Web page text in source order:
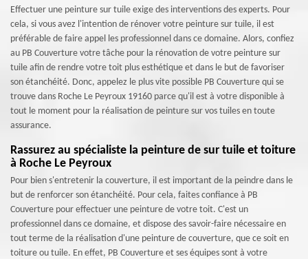
Effectuer une peinture sur tuile exige des interventions des experts. Pour
cela, si vous avez l'intention de rénover votre peinture sur tuile, il est
préférable de faire appel les professionnel dans ce domaine. Alors, confiez
au PB Couverture votre tâche pour la rénovation de votre peinture sur
tuile afin de rendre votre toit plus esthétique et dans le but de favoriser
son étanchéité. Donc, appelez le plus vite possible PB Couverture qui se
trouve dans Roche Le Peyroux 19160 parce qu'il est à votre disponible à
tout le moment pour la réalisation de peinture sur vos tuiles en toute
assurance.
Rassurez au spécialiste la peinture de sur tuile et toiture
à Roche Le Peyroux
Pour bien s'entretenir la couverture, il est important de la peindre dans le
but de renforcer son étanchéité. Pour cela, faites confiance à PB
Couverture pour effectuer une peinture de votre toit. C'est un
professionnel dans ce domaine, et dispose des savoir-faire nécessaire en
tout terme de la réalisation d'une peinture de couverture, que ce soit en
toiture ou tuile. En effet, PB Couverture et ses équipes sont à votre